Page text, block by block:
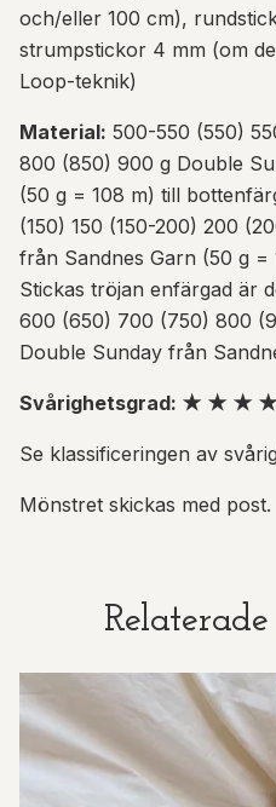
och/eller 100 cm),
strumpstickor 4 mm (om
Loop-teknik)
Material: 500-550 (550)
800 (850) 900 g Double
(50 g = 108 m) till
(150) 150 (150-200) 200
från Sandnes Garn (50 g =
Stickas tröjan enfärgad är
600 (650) 700 (750) 800
Double Sunday från
Svårighetsgrad: ★ ★ ★
Se klassificeringen av
Mönstret skickas med post.